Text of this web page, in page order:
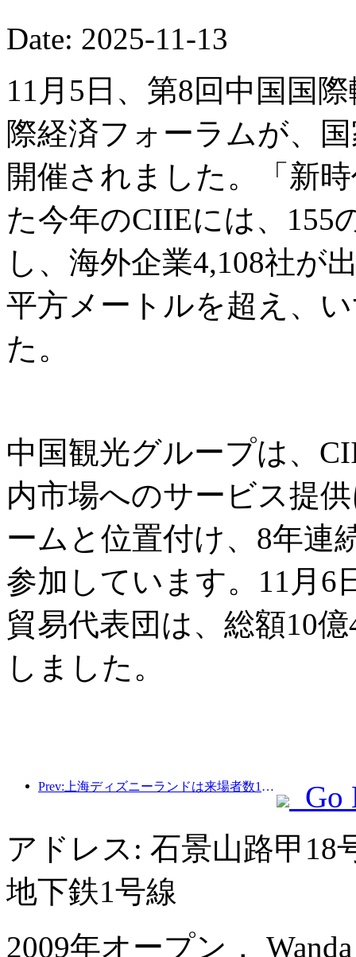
Date: 2025-11-13
11月5日、第8回中国国
際経済フォーラムが、
開催されました。「新
た今年のCIIEには、155
し、海外企業4,108社が
平方メートルを超え、
た。
中国観光グループは、
内市場へのサービス提
ームと位置付け、8年連
参加しています。11月6
貿易代表団は、総額10
しました。
Prev:上海ディズニーランドは来場者数1億人を突破し、4つ目のテーマホテルをオープンして拡張される予定。
Go
アドレス: 石景山路甲18
地下鉄1号線
2009年オープン，